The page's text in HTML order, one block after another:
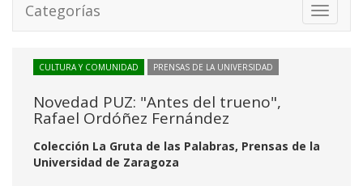
Toggle
Categorías
CULTURA Y COMUNIDAD PRENSAS DE LA UNIVERSIDAD
Novedad PUZ: "Antes del trueno",
Rafael Ordóñez Fernández
Colección La Gruta de las Palabras, Prensas de la
Universidad de Zaragoza